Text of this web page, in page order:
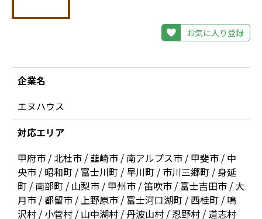
お気に入り登録
企業名
エヌハウス
対応エリア
甲府市 / 北杜市 / 韮崎市 / 南アルプス市 / 甲斐市 / 中
央市 / 昭和町 / 富士川町 / 早川町 / 市川三郷町 / 身延
町 / 南部町 / 山梨市 / 甲州市 / 笛吹市 / 富士吉田市 / 大
月市 / 都留市 / 上野原市 / 富士河口湖町 / 西桂町 / 鳴
沢村 / 小菅村 / 山中湖村 / 丹波山村 / 忍野村 / 道志村